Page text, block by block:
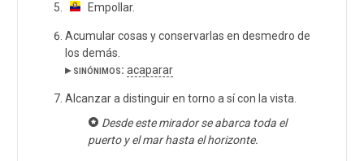
Empollar.
Acumular cosas y conservarlas en desmedro de
los demás.
▸ sinónimos: acaparar
Alcanzar a distinguir en torno a sí con la vista.
Desde este mirador se abarca toda el
puerto y el mar hasta el horizonte.